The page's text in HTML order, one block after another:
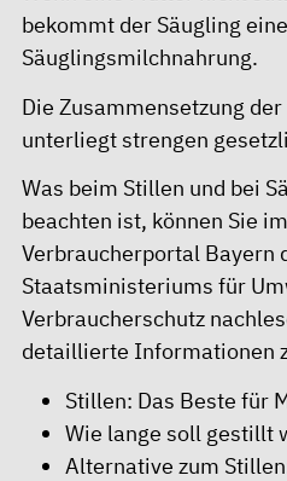
bekommt der Säugling
Säuglingsmilchnahrung.
Die Zusammensetzung
unterliegt strengen
Was beim Stillen und bei
beachten ist, können Sie im
Verbraucherportal Bayern
Staatsministeriums für
Verbraucherschutz
detaillierte Informationen
Stillen: Das Beste für
Wie lange soll gestillt
Alternative zum